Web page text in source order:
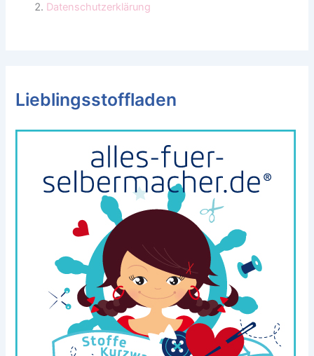
Datenschutzerklärung
Lieblingsstoffladen